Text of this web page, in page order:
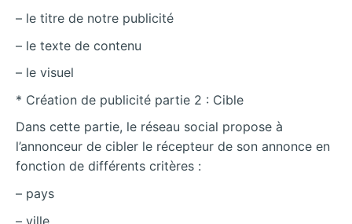
– le titre de notre publicité
– le texte de contenu
– le visuel
* Création de publicité partie 2 : Cible
Dans cette partie, le réseau social propose à
l’annonceur de cibler le récepteur de son annonce en
fonction de différents critères :
– pays
– ville